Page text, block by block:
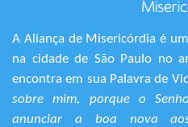
A Aliança de Misericórdia é
na cidade de São Paulo no
encontra em sua Palavra de
sobre mim, porque o
anunciar a boa nova